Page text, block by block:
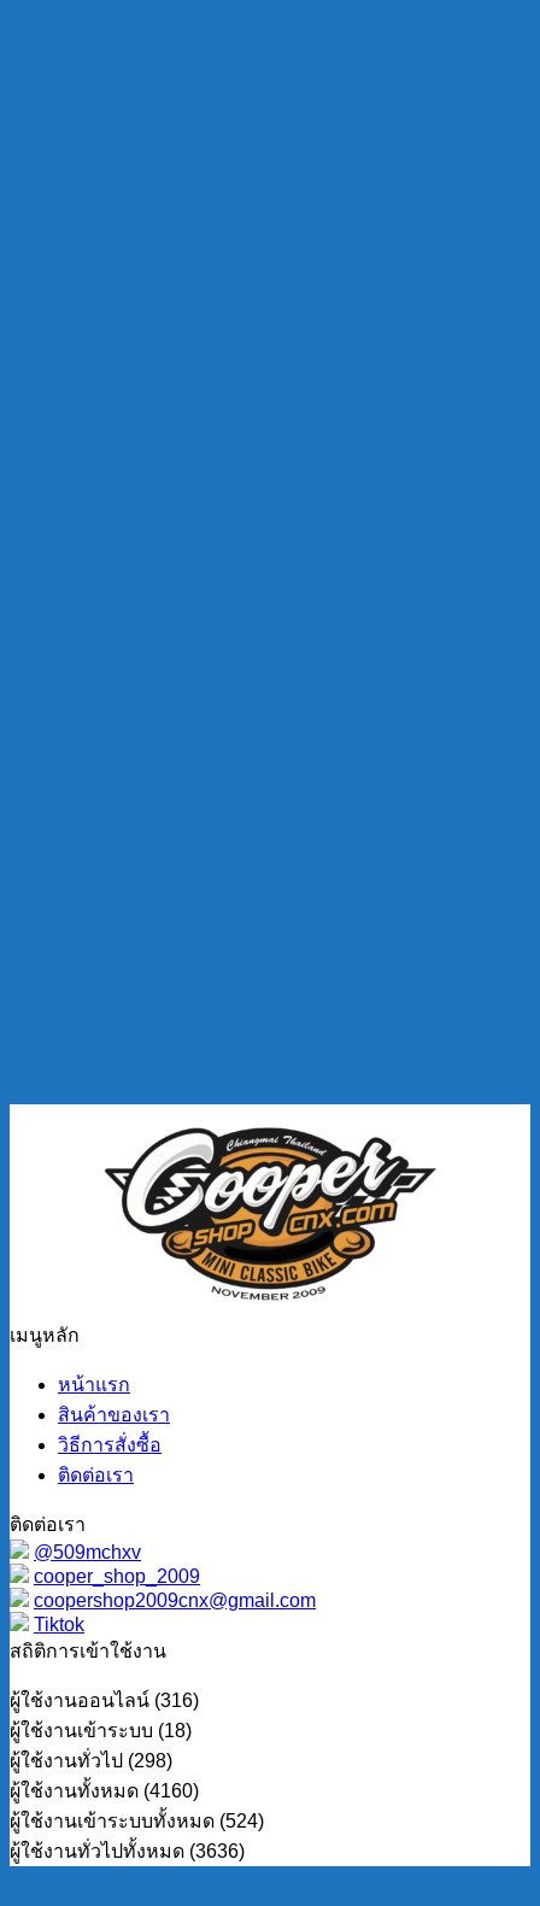
เมนูหลัก
หน้าแรก
สินค้าของเรา
วิธีการสั่งซื้อ
ติดต่อเรา
ติดต่อเรา
@509mchxv
cooper_shop_2009
coopershop2009cnx@gmail.com
Tiktok
สถิติการเข้าใช้งาน
ผู้ใช้งานออนไลน์ (316)
ผู้ใช้งานเข้าระบบ (18)
ผู้ใช้งานทั่วไป (298)
ผู้ใช้งานทั้งหมด (4160)
ผู้ใช้งานเข้าระบบทั้งหมด (524)
ผู้ใช้งานทั่วไปทั้งหมด (3636)